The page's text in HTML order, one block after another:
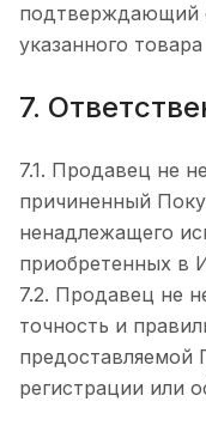
подтверждающий
указанного
7.
7.1. Продавец не
причиненный
ненадлежащего
приобретенных в
7.2. Продавец не
точность и
предоставляемой
регистрации или